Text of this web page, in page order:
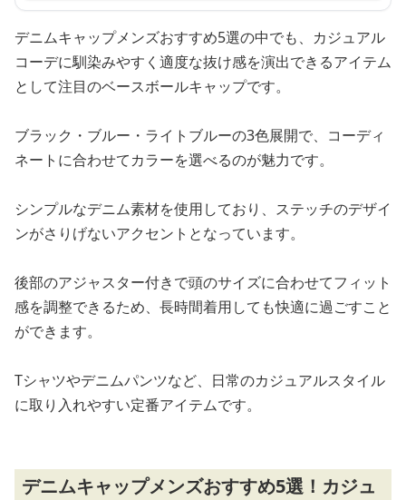
デニムキャップメンズおすすめ5選の中でも、カジュアル
コーデに馴染みやすく適度な抜け感を演出できるアイテム
として注目のベースボールキャップです。
ブラック・ブルー・ライトブルーの3色展開で、コーディ
ネートに合わせてカラーを選べるのが魅力です。
シンプルなデニム素材を使用しており、ステッチのデザイ
ンがさりげないアクセントとなっています。
後部のアジャスター付きで頭のサイズに合わせてフィット
感を調整できるため、長時間着用しても快適に過ごすこと
ができます。
Tシャツやデニムパンツなど、日常のカジュアルスタイル
に取り入れやすい定番アイテムです。
デニムキャップメンズおすすめ5選！カジュ